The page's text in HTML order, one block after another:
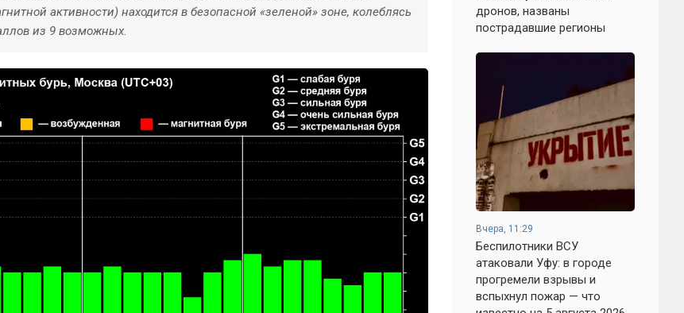
активности) находится в безопасной «зеленой» зоне, колеблясь
из 9 возможных.
дронов, названы
пострадавшие регионы
Вчера, 11:29
Беспилотники ВСУ
атаковали Уфу: в городе
прогремели взрывы и
вспыхнул пожар — что